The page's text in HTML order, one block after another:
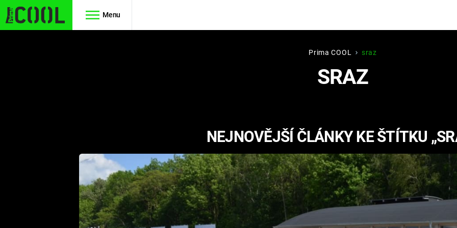
Menu
FUTURAMA
RYCHLE A
ZBĚSILE 10
PREDÁTOR
KINGDOM
COME:
DELIVERANCE
ESPORT
KOMEDIE
CHUCK
NORRIS
Prima COOL sraz
SRAZ
NEJNOVĚJŠÍ ČLÁNKY KE ŠTÍTKU